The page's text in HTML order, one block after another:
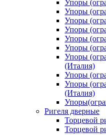
Упоры
Упоры
Упоры
Упоры
Упоры
Упоры
Упоры
(Италия)
Упоры
Упоры
(Италия)
Ригеля дверные
Торцевой
Торцевой